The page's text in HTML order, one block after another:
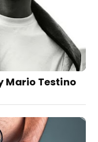
Mario Testino